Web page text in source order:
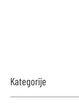
Kategorije